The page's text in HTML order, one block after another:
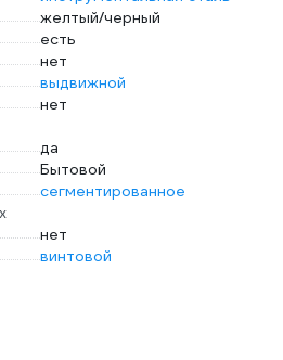
желтый/черный
есть
нет
выдвижной
нет
да
Бытовой
сегментированное
нет
винтовой